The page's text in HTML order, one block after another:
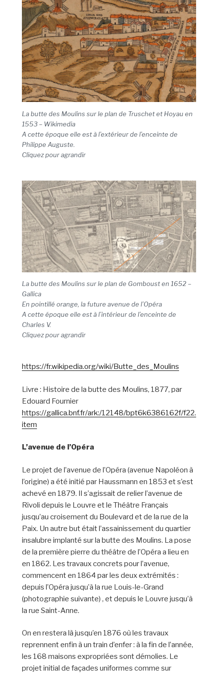
La butte des Moulins sur le plan de Truschet et Hoyau en
1553 – Wikimedia
A cette époque elle est à l’extérieur de l’enceinte de
Philippe Auguste.
Cliquez pour agrandir
La butte des Moulins sur le plan de Gomboust en 1652 –
Gallica
En pointillé orange, la future avenue de l’Opéra
A cette époque elle est à l’intérieur de l’enceinte de
Charles V.
Cliquez pour agrandir
https://fr.wikipedia.org/wiki/Butte_des_Moulins
Livre : Histoire de la butte des Moulins, 1877, par
Edouard Fournier
https://gallica.bnf.fr/ark:/12148/bpt6k6386162f/f22.
item
L’avenue de l’Opéra
Le projet de l’avenue de l’Opéra (avenue Napoléon à
l’origine) a été initié par Haussmann en 1853 et s’est
achevé en 1879. Il s’agissait de relier l’avenue de
Rivoli depuis le Louvre et le Théâtre Français
jusqu’au croisement du Boulevard et de la rue de la
Paix. Un autre but était l’assainissement du quartier
insalubre implanté sur la butte des Moulins. La pose
de la première pierre du théâtre de l’Opéra a lieu en
en 1862. Les travaux concrets pour l’avenue,
commencent en 1864 par les deux extrémités :
depuis l’Opéra jusqu’à la rue Louis-le-Grand
(photographie suivante) , et depuis le Louvre jusqu’à
la rue Saint-Anne.
On en restera là jusqu’en 1876 où les travaux
reprennent enfin à un train d’enfer : à la fin de l’année,
les 168 maisons expropriées sont démolies. Le
projet initial de façades uniformes comme sur